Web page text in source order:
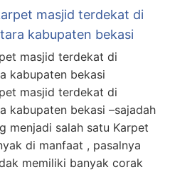
masjid terdekat di
kabupaten bekasi
masjid terdekat di
kabupaten bekasi
masjid terdekat di
kabupaten bekasi –sajadah
menjadi salah satu Karpet
di manfaat , pasalnya
memiliki banyak corak